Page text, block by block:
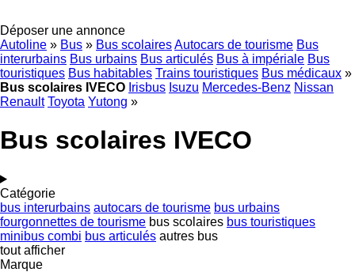
Déposer une annonce
Autoline » Bus » Bus scolairesAutocars de tourisme Bus
interurbains Bus urbains Bus articulés Bus à impériale Bus
touristiques Bus habitables Trains touristiques Bus médicaux »
Bus scolaires IVECO Irisbus Isuzu Mercedes-Benz Nissan
Renault Toyota Yutong »
Bus scolaires IVECO
Catégorie
bus interurbains autocars de tourisme bus urbains
fourgonnettes de tourisme bus scolaires bus touristiques
minibus combi bus articulés autres bus
tout afficher
Marque